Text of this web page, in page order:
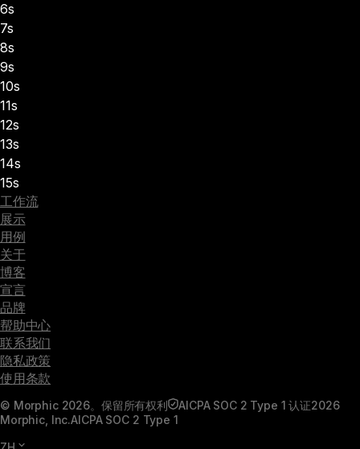
6s
7s
8s
9s
10s
11s
12s
13s
14s
15s
工作流
展示
用例
关于
博客
宣言
品牌
帮助中心
联系我们
隐私政策
使用条款
© Morphic 2026。保留所有权利 AICPA SOC 2 Type 1 认证2026
Morphic, Inc.AICPA SOC 2 Type 1